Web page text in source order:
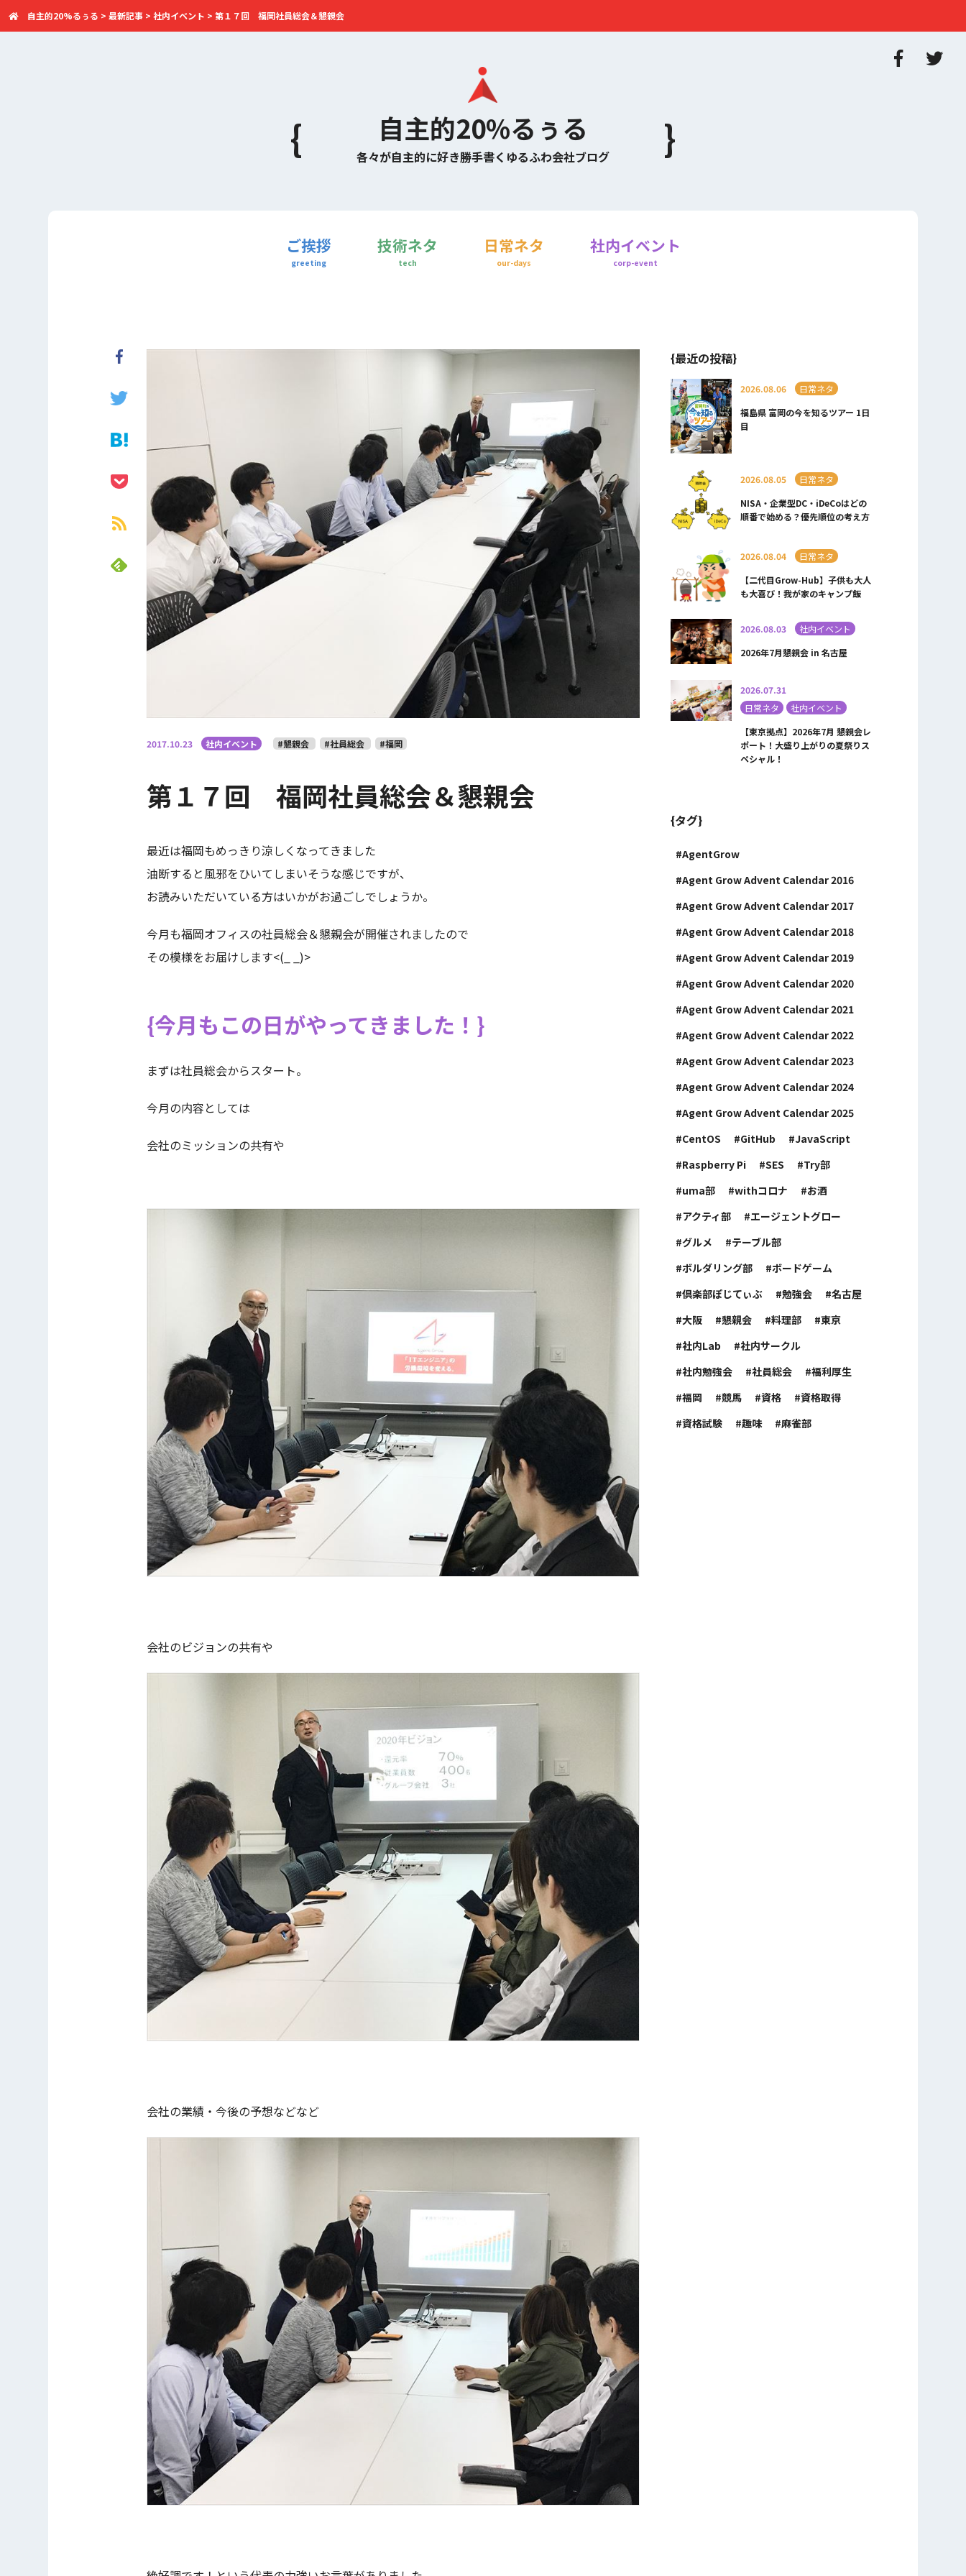
自主的20%るぅる
各々が自主的に好き勝手書くゆるふわ会社ブログ
自主的20%るぅる > 最新記事 > 社内イベント > 第１７回 福岡社員総会＆懇親会
ご挨拶
greeting
技術ネタ
tech
日常ネタ
our-days
社内イベント
corp-event
2017.10.23 社内イベント #懇親会 #社員総会 #福岡
第１７回 福岡社員総会＆懇親会
最近は福岡もめっきり涼しくなってきました
油断すると風邪をひいてしまいそうな感じですが、
お読みいただいている方はいかがお過ごしでしょうか。
今月も福岡オフィスの社員総会＆懇親会が開催されましたので
その模様をお届けします<(_ _)>
今月もこの日がやってきました！
まずは社員総会からスタート。
今月の内容としては
会社のミッションの共有や
会社のビジョンの共有や
会社の業績・今後の予想などなど
{最近の投稿}
2026.08.06
日常ネタ
福島県 富岡の今を知るツアー 1日
目
2026.08.05
日常ネタ
NISA・企業型DC・iDeCoはどの
順番で始める？優先順位の考え方
2026.08.04
日常ネタ
【二代目Grow-Hub】子供も大人
も大喜び！我が家のキャンプ飯
2026.08.03
社内イベント
2026年7月懇親会 in 名古屋
2026.07.31
日常ネタ
社内イベント
【東京拠点】2026年7月 懇親会レ
ポート！大盛り上がりの夏祭りス
ペシャル！
{タグ}
AgentGrow
Agent Grow Advent Calendar 2016
Agent Grow Advent Calendar 2017
Agent Grow Advent Calendar 2018
Agent Grow Advent Calendar 2019
Agent Grow Advent Calendar 2020
Agent Grow Advent Calendar 2021
Agent Grow Advent Calendar 2022
Agent Grow Advent Calendar 2023
Agent Grow Advent Calendar 2024
Agent Grow Advent Calendar 2025
CentOS
GitHub
JavaScript
Raspberry Pi
SES
Try部
uma部
withコロナ
お酒
アクティ部
エージェントグロー
グルメ
テーブル部
ボルダリング部
ボードゲーム
倶楽部ぽじてぃぶ
勉強会
名古屋
大阪
懇親会 料理部
東京
社内Lab
社内サークル
社内勉強会
社員総会
福利厚生
福岡
競馬 資格
資格取得
資格試験
趣味 麻雀部